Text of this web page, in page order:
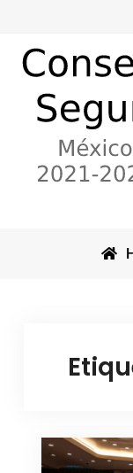
content